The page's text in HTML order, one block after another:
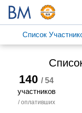
Список
140/ 54
участников
/ оплативших